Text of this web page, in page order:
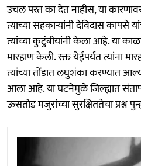
उचल परत का देत नाहीस, या
त्याच्या सहकाऱ्यांनी देविदास कापसे
त्यांच्या कुटुंबीयांनी केला आहे. या
मारहाण केली. रक्त येईपर्यंत त्यांना
त्यांच्या तोंडात लघुशंका करण्यात
आला आहे. या घटनेमुळे जिल्ह्यात
ऊसतोड मजुरांच्या सुरक्षिततेचा प्रश्न